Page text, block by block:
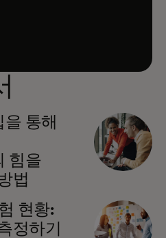
통해
힘을
법
현황:
정하기